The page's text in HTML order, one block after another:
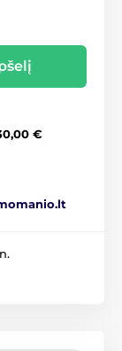
€